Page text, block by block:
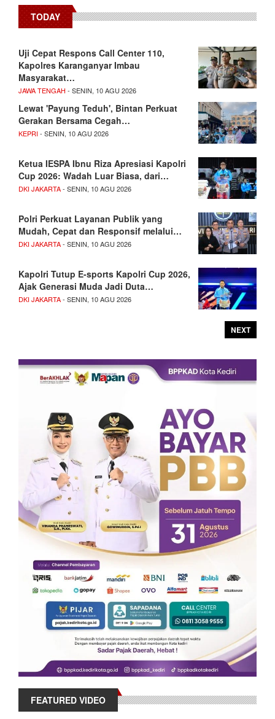
TODAY
Uji Cepat Respons Call Center 110,
Kapolres Karanganyar Imbau
Masyarakat…
JAWA TENGAH - SENIN, 10 AGU 2026
Lewat 'Payung Teduh', Bintan Perkuat
Gerakan Bersama Cegah…
KEPRI- SENIN, 10 AGU 2026
Ketua IESPA Ibnu Riza Apresiasi Kapolri
Cup 2026: Wadah Luar Biasa, dari…
DKI JAKARTA- SENIN, 10 AGU 2026
Polri Perkuat Layanan Publik yang
Mudah, Cepat dan Responsif melalui…
DKI JAKARTA- SENIN, 10 AGU 2026
Kapolri Tutup E-sports Kapolri Cup 2026,
Ajak Generasi Muda Jadi Duta…
DKI JAKARTA- SENIN, 10 AGU 2026
NEXT
FEATURED VIDEO